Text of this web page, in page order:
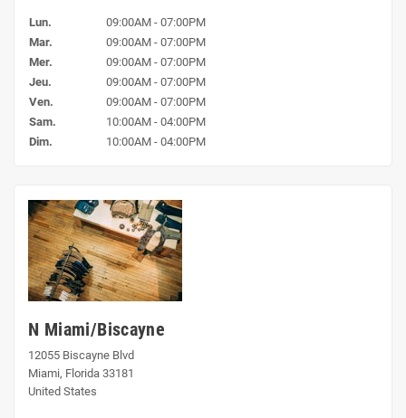
Lun.
09:00AM - 07:00PM
Mar.
09:00AM - 07:00PM
Mer.
09:00AM - 07:00PM
Jeu.
09:00AM - 07:00PM
Ven.
09:00AM - 07:00PM
Sam.
10:00AM - 04:00PM
Dim.
10:00AM - 04:00PM
N Miami/Biscayne
12055 Biscayne Blvd
Miami, Florida 33181
United States